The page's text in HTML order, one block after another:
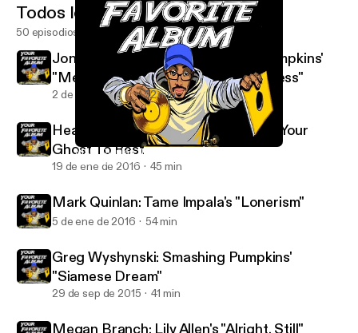
Mark Quinlan: Tame Impala's "Lonerism"
Your Favorite Album
Todos los episodios
50 episodios
Jonathan Munar: The Smashing Pumpkins'
"Mellon Collie and the Infinite Sadness"
2 de feb de 2016 52 min
Heather Hynes: Kevin Devine's "Put Your
Ghost To Rest"
19 de ene de 2016 45 min
Mark Quinlan: Tame Impala's "Lonerism"
5 de ene de 2016 54 min
Greg Wyshynski: Smashing Pumpkins'
"Siamese Dream"
29 de sep de 2015 41 min
Megan Branch: Lily Allen's "Alright, Still"